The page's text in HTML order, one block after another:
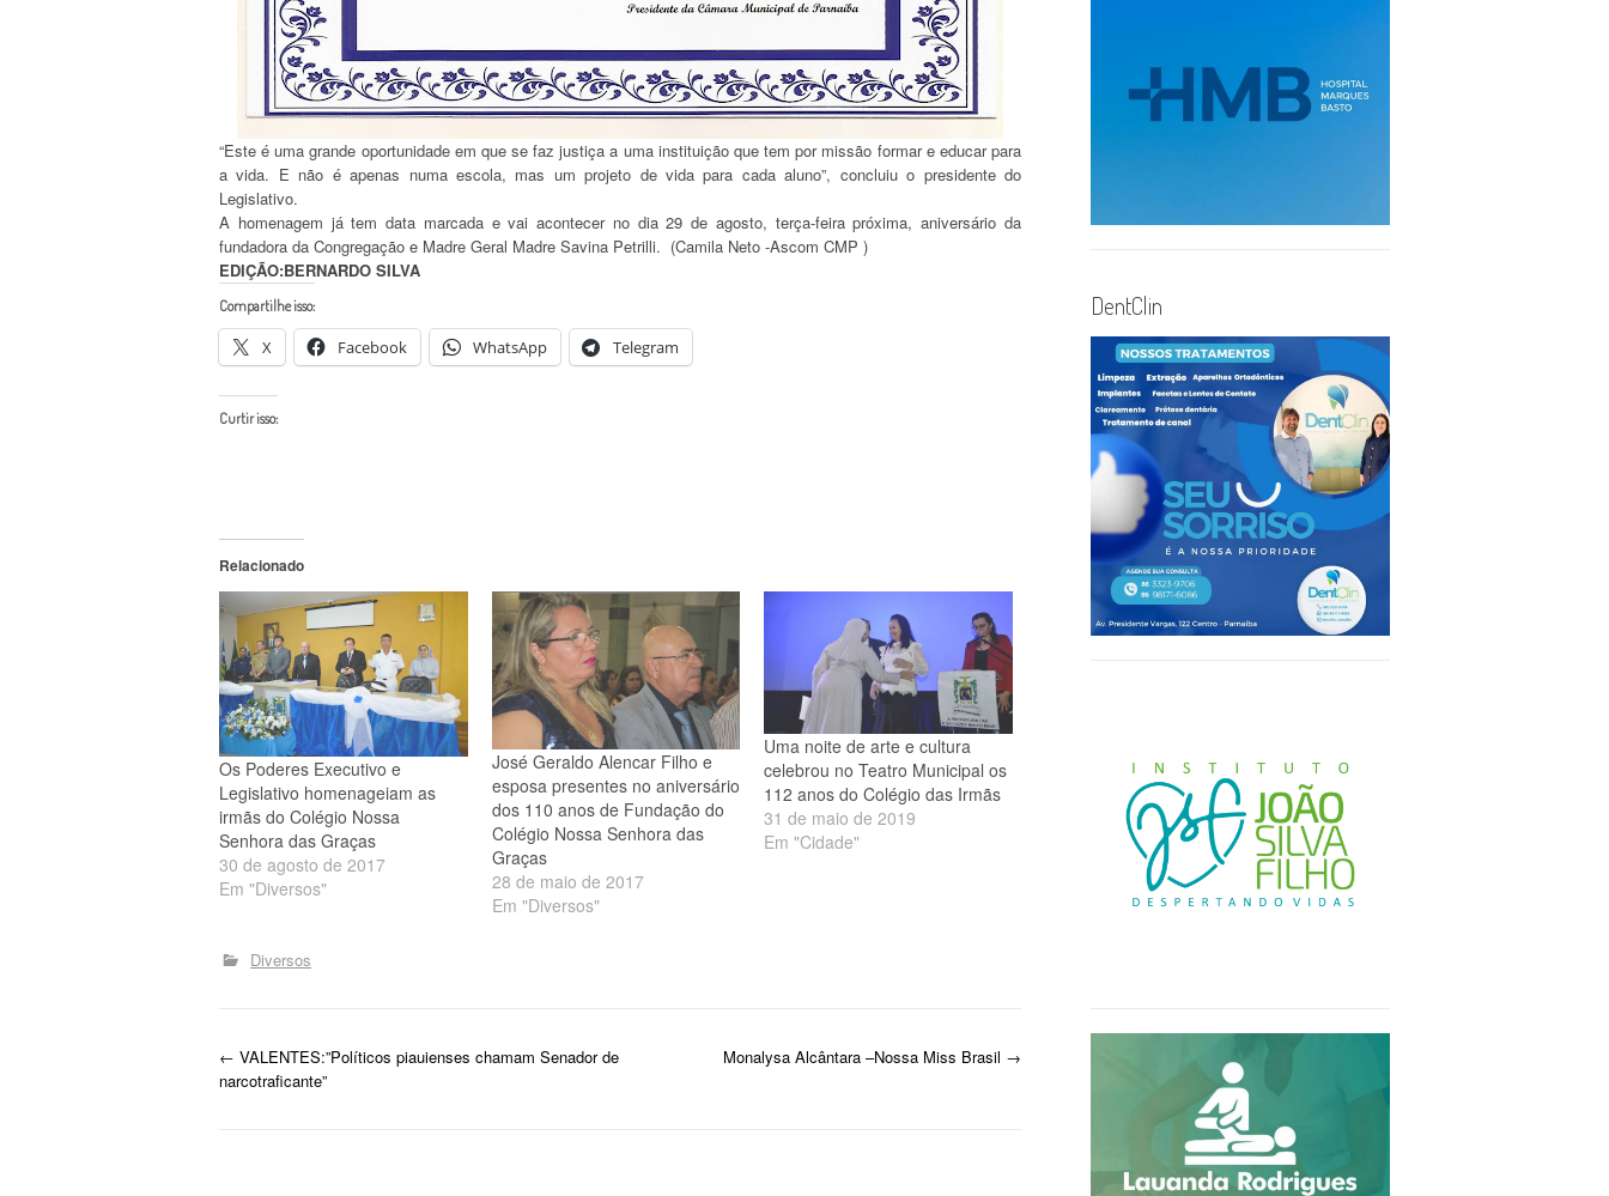
“Este é uma grande oportunidade em que se faz justiça a uma instituição que tem por missão formar e educar para
a vida. E não é apenas numa escola, mas um projeto de vida para cada aluno”, concluiu o presidente do
Legislativo.
A homenagem já tem data marcada e vai acontecer no dia 29 de agosto, terça-feira próxima, aniversário da
fundadora da Congregação e Madre Geral Madre Savina Petrilli. (Camila Neto -Ascom CMP )
EDIÇÃO:BERNARDO SILVA
Compartilhe isso:
X Facebook WhatsApp Telegram
Curtir isso:
Relacionado
Os Poderes Executivo e
Legislativo homenageiam as
irmãs do Colégio Nossa
Senhora das Graças
30 de agosto de 2017
Em "Diversos"
José Geraldo Alencar Filho e
esposa presentes no aniversário
dos 110 anos de Fundação do
Colégio Nossa Senhora das
Graças
28 de maio de 2017
Em "Diversos"
Uma noite de arte e cultura
celebrou no Teatro Municipal os
112 anos do Colégio das Irmãs
31 de maio de 2019
Em "Cidade"
Diversos
P
← VALENTES:”Políticos piauienses chamam Senador de
narcotraficante”
Monalysa Alcântara –Nossa Miss Brasil →
DentClin